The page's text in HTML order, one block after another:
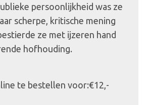
persoonlijkheid was ze
scherpe, kritische mening
ze met ijzeren hand
hofhouding.
te bestellen voor:€12,-